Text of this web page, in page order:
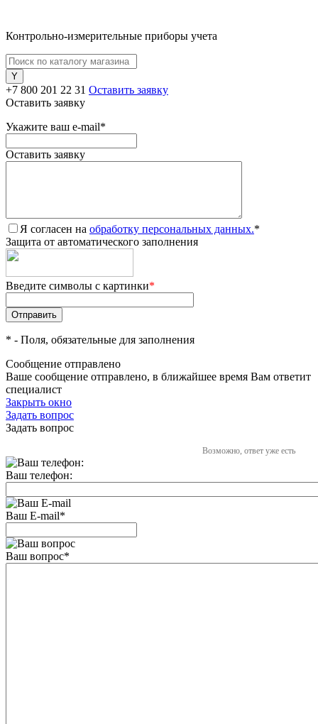
Контрольно-измерительные приборы учета
+7 800 201 22 31 Оставить заявку
Оставить заявку
Укажите ваш e-mail*
Оставить заявку
Я согласен на обработку персональных данных.*
Защита от автоматического заполнения
Введите символы с картинки*
* - Поля, обязательные для заполнения
Сообщение отправлено
Ваше сообщение отправлено, в ближайшее время Вам ответит
специалист
Закрыть окно
Задать вопрос
Задать вопрос
Возможно, ответ уже есть
Ваш телефон:
Ваш E-mail*
Ваш вопрос*